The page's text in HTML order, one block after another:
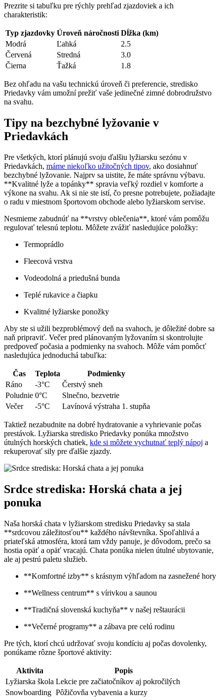
Prezrite si tabuľku pre rýchly prehľad zjazdoviek a ich
charakteristik:
Typ zjazdovky Úroveň náročnosti Dĺžka (km)
Modrá
Ľahká
2.5
Červená
Stredná
3.0
Čierna
Ťažká 1.8
Bez ohľadu na vašu technickú úroveň či preferencie, stredisko
Priedavky vám umožní prežiť vaše jedinečné zimné dobrodružstvo
na svahu.
Tipy na bezchybné lyžovanie v
Priedavkách
Pre všetkých, ktorí plánujú svoju ďalšiu lyžiarsku sezónu v
Priedavkách, máme niekoľko užitočných tipov, ako dosiahnuť
bezchybné lyžovanie. Najprv sa uistite, že máte správnu výbavu.
**Kvalitné lyže a topánky** spravia veľký rozdiel v komforte a
výkone na svahu. Ak si nie ste istí, čo presne potrebujete, požiadajte
o radu v miestnom športovom obchode alebo lyžiarskom servise.
Nesmieme zabudnúť na **vrstvy oblečenia**, ktoré vám pomôžu
regulovať telesnú teplotu. Môžete zvážiť nasledujúce položky:
Termoprádlo
Fleecová vrstva
Vodeodolná a priedušná bunda
Teplé rukavice a čiapku
Kvalitné lyžiarske ponožky
Aby ste si užili bezproblémový deň na svahoch, je dôležité dobre sa
naň pripraviť. Večer pred plánovaným lyžovaním si skontrolujte
predpoveď počasia a podmienky na svahoch. Môže vám pomôcť
nasledujúca jednoduchá tabuľka:
Čas Teplota
Podmienky
Ráno
-3°C
Čerstvý sneh
Poludnie 0°C
Slnečno, bezvetrie
Večer
-5°C Lavínová výstraha 1. stupňa
Taktiež nezabudnite na dobré hydratovanie a vyhrievanie počas
prestávok. Lyžiarska stredisko Priedavky ponúka množstvo
útulných horských chatiek, kde si môžete vychutnať teplý nápoj a
rekuperovať sily pre ďalšie zjazdy.
Srdce strediska: Horská chata a jej
ponuka
Naša horská chata v lyžiarskom stredisku Priedavky sa stala
**srdcovou záležitosťou** každého návštevníka. Spoľahlivá a
priateľská atmosféra, ktorá tam vždy panuje, je dôvodom, prečo sa
hostia opäť a opäť vracajú. Chata ponúka nielen útulné ubytovanie,
ale aj pestrú paletu služieb.
**Komfortné izby** s krásnym výhľadom na zasnežené hory
**Wellness centrum** s vírivkou a saunou
**Tradičná slovenská kuchyňa** v našej reštaurácii
**Večerné programy** a zábava pre celú rodinu
Pre tých, ktorí chcú udržovať svoju kondíciu aj počas dovolenky,
ponúkame rôzne športové aktivity:
Aktivita
Popis
Lyžiarska škola Lekcie pre začiatočníkov aj pokročilých
Snowboarding Pôžičovňa vybavenia a kurzy